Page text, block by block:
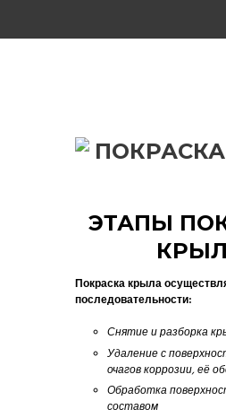
ЭТАПЫ
Покраска крыла
последовательности:
Снятие и разборка
Удаление с
очагов коррозии, её
Обработка
составом